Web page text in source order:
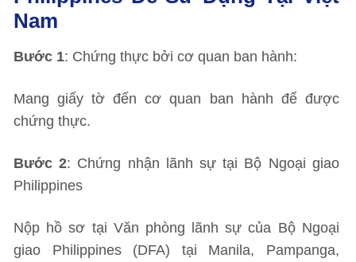
Nam
Bước 1: Chứng thực bởi cơ quan ban hành:
Mang giấy tờ đến cơ quan ban hành để được
chứng thực.
Bước 2: Chứng nhận lãnh sự tại Bộ Ngoại giao
Philippines
Nộp hồ sơ tại Văn phòng lãnh sự của Bộ Ngoại
giao Philippines (DFA) tại Manila, Pampanga,